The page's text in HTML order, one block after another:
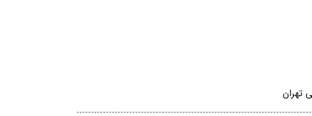
تهران